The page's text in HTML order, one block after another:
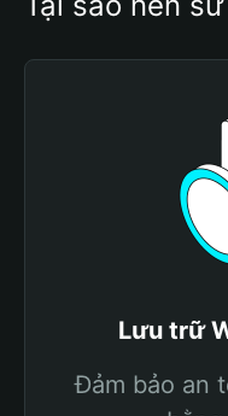
Lưu trữ
Đảm bảo an